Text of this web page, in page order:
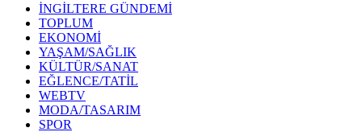
İNGİLTERE GÜNDEMİ
TOPLUM
EKONOMİ
YAŞAM/SAĞLIK
KÜLTÜR/SANAT
EĞLENCE/TATİL
WEBTV
MODA/TASARIM
SPOR